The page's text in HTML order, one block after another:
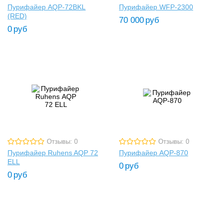
Пурифайер AQP-72BKL
(RED)
0 руб
Пурифайер WFP-2300
70 000 руб
Отзывы: 0
Пурифайер Ruhens AQP 72
ELL
0 руб
Отзывы: 0
Пурифайер AQP-870
0 руб